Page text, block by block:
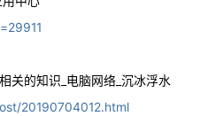
关的知识_电脑网络_沉冰浮水
20190704012.html